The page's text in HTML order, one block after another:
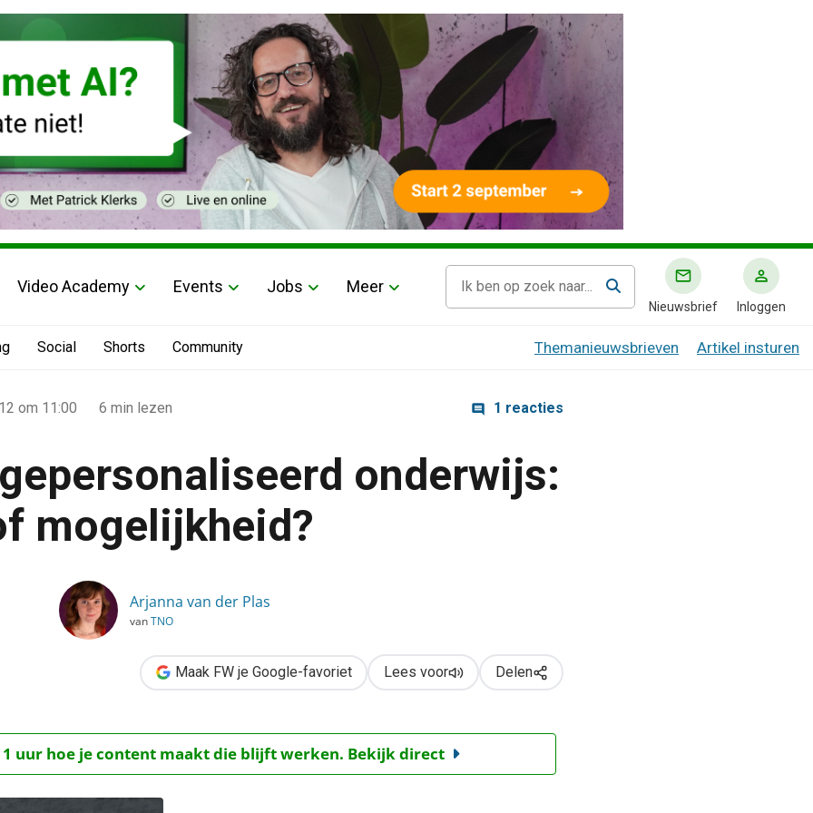
Video Academy Events Jobs Meer
Nieuwsbrief Inloggen
Social Shorts Community Themanieuwsbrieven Artikel insturen
om 11:00 6 min lezen 1 reacties
onderwijs:
mogelijkheid?
Arjanna van der Plas
vanTNO
Maak FW je Google-favoriet Lees voor Delen
1 uur hoe je content maakt die blijft werken. Bekijk direct